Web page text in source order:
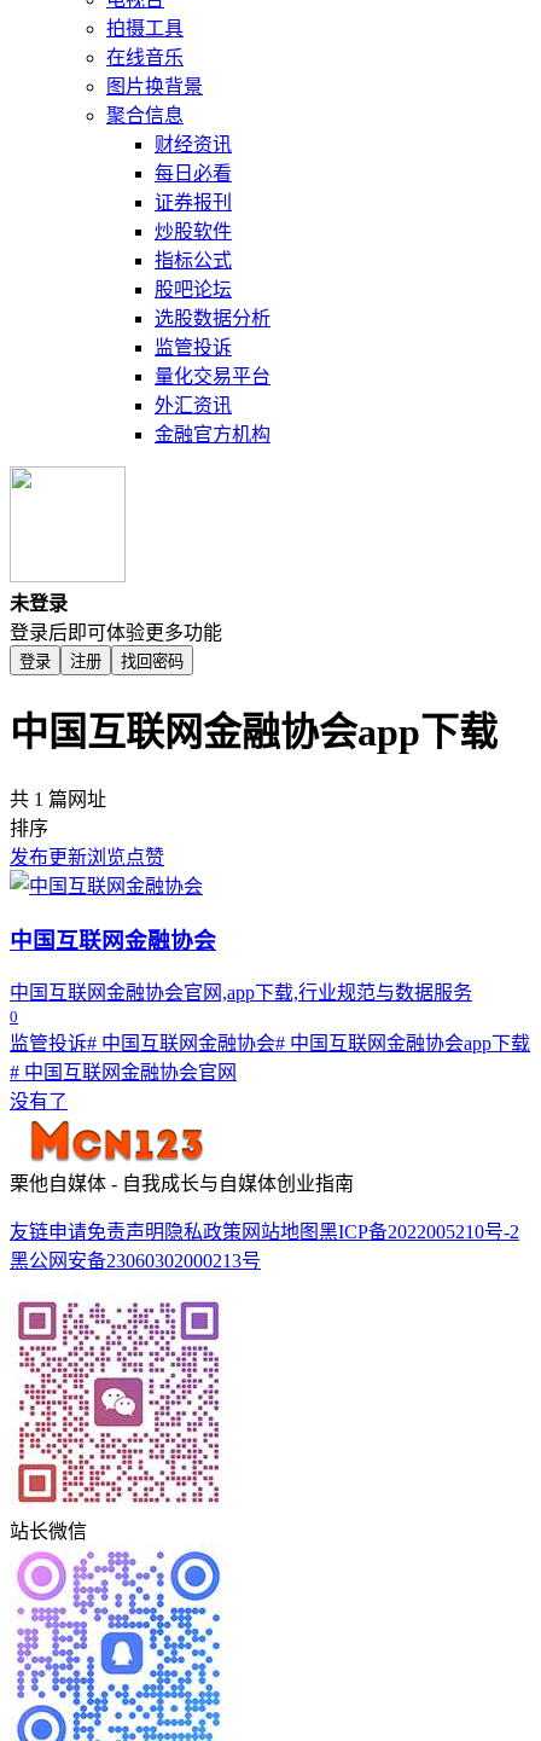
拍摄工具
在线音乐
图片换背景
聚合信息
财经资讯
每日必看
证券报刊
炒股软件
指标公式
股吧论坛
选股数据分析
监管投诉
量化交易平台
外汇资讯
金融官方机构
未登录
登录后即可体验更多功能
登录 注册 找回密码
中国互联网金融协会app下载
共 1 篇网址
排序
发布更新浏览点赞
中国互联网金融协会
中国互联网金融协会官网,app下载,行业规范与数据服务
0
监管投诉# 中国互联网金融协会# 中国互联网金融协会app下载
# 中国互联网金融协会官网
没有了
栗他自媒体 - 自我成长与自媒体创业指南
友链申请免责声明 隐私政策 网站地图黑ICP备2022005210号-2
黑公网安备23060302000213号
站长微信